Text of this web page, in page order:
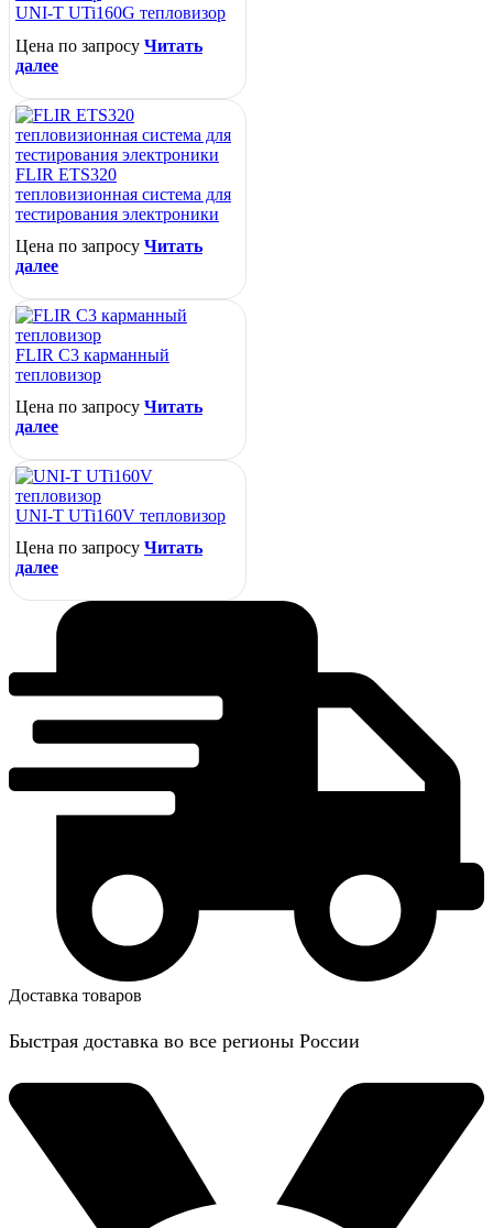
UNI-T UTi160G тепловизор
Цена по запросу Читать
далее
FLIR ETS320
тепловизионная система для
тестирования электроники
Цена по запросу Читать
далее
FLIR C3 карманный
тепловизор
Цена по запросу Читать
далее
UNI-T UTi160V тепловизор
Цена по запросу Читать
далее
Доставка товаров
Быстрая доставка во все регионы России